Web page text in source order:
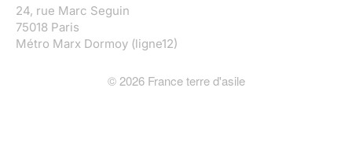
24, rue Marc Seguin
75018 Paris
Métro Marx Dormoy (ligne12)
©2026France terre d'asile